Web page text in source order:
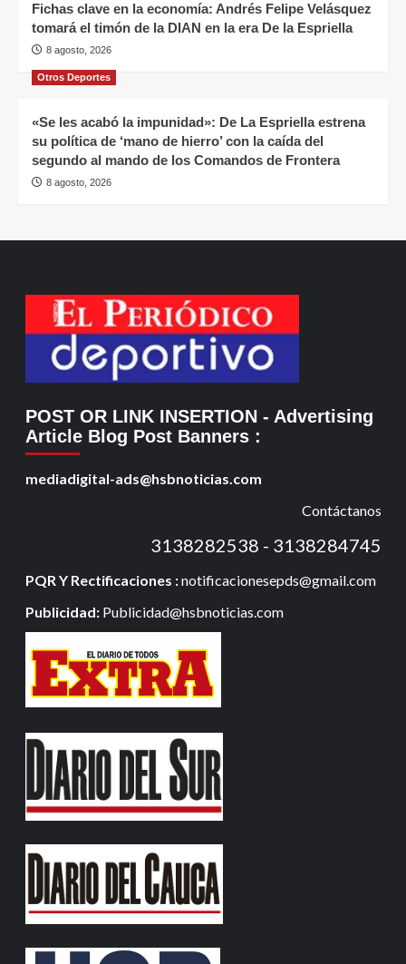
Fichas clave en la economía: Andrés Felipe Velásquez
tomará el timón de la DIAN en la era De la Espriella
8 agosto, 2026
Otros Deportes
«Se les acabó la impunidad»: De La Espriella estrena
su política de ‘mano de hierro’ con la caída del
segundo al mando de los Comandos de Frontera
8 agosto, 2026
POST OR LINK INSERTION - Advertising
Article Blog Post Banners :
mediadigital-ads@hsbnoticias.com
Contáctanos
3138282538 - 3138284745
PQR Y Rectificaciones :notificacionesepds@gmail.com
Publicidad: Publicidad@hsbnoticias.com